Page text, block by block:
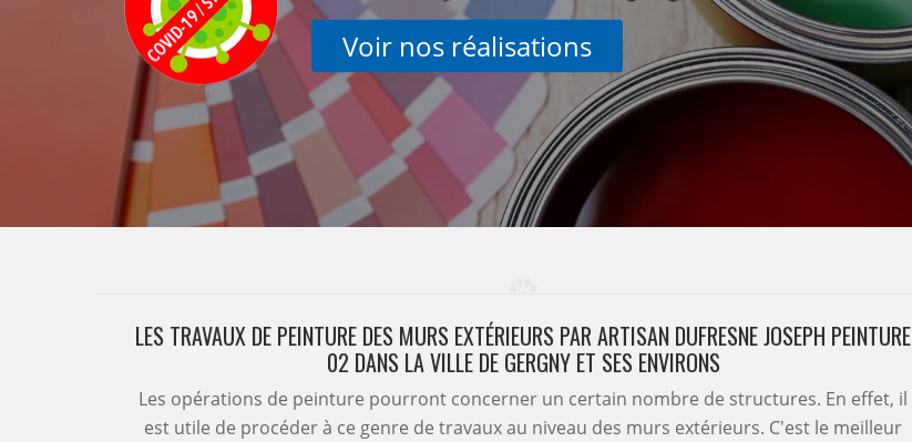
Voir nos réalisations
LES TRAVAUX DE PEINTURE DES MURS EXTÉRIEURS PAR ARTISAN DUFRESNE JOSEPH PEINTURE
02 DANS LA VILLE DE GERGNY ET SES ENVIRONS
Les opérations de peinture pourront concerner un certain nombre de structures. En effet, il
est utile de procéder à ce genre de travaux au niveau des murs extérieurs. C'est le meilleur